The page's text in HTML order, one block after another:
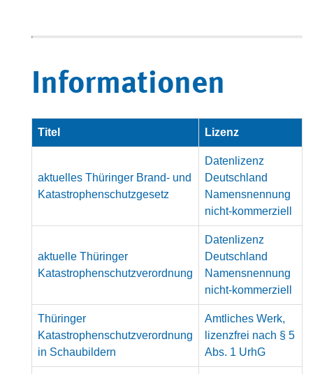
Informationen
Titel Lizenz
aktuelles Thüringer Brand- und
Katastrophenschutzgesetz
Datenlizenz
Deutschland
Namensnennung
nicht-kommerziell
aktuelle Thüringer
Katastrophenschutzverordnung
Datenlizenz
Deutschland
Namensnennung
nicht-kommerziell
Thüringer
Katastrophenschutzverordnung
in Schaubildern
Amtliches Werk,
lizenzfrei nach § 5
Abs. 1 UrhG